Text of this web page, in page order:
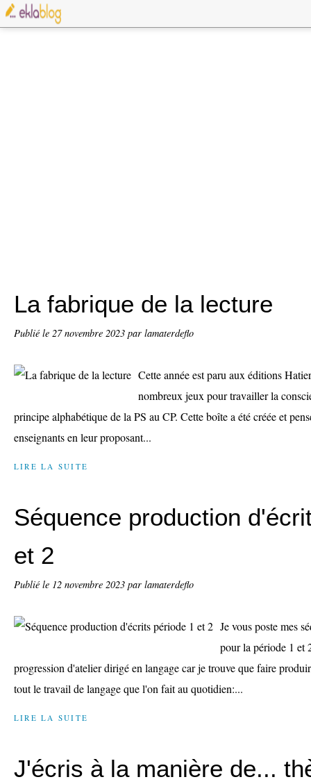
La fabrique de la lecture
Publié le 27 novembre 2023 par lamaterdeflo
Cette année est paru aux éditions
nombreux jeux pour travailler la
principe alphabétique de la PS au CP. Cette boîte a été créée et
enseignants en leur proposant...
LIRE LA SUITE
Séquence production
et 2
Publié le 12 novembre 2023 par lamaterdeflo
Je vous poste mes
pour la période 1 et
progression d'atelier dirigé en langage car je trouve que faire
tout le travail de langage que l'on fait au quotidien:...
LIRE LA SUITE
J'écris à la manière de...